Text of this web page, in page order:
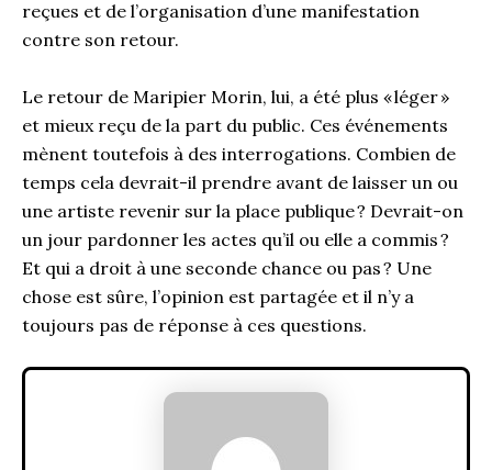
reçues et de l’organisation d’une manifestation
contre son retour.
Le retour de Maripier Morin, lui, a été plus « léger »
et mieux reçu de la part du public. Ces événements
mènent toutefois à des interrogations. Combien de
temps cela devrait-il prendre avant de laisser un ou
une artiste revenir sur la place publique ? Devrait-on
un jour pardonner les actes qu’il ou elle a commis ?
Et qui a droit à une seconde chance ou pas ? Une
chose est sûre, l’opinion est partagée et il n’y a
toujours pas de réponse à ces questions.